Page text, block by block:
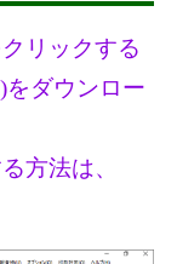
リックする
をダウンロー
方法は、